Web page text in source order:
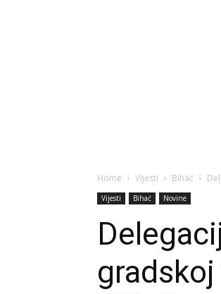
Home Vijesti Bihać
Vijesti Bihać Novine